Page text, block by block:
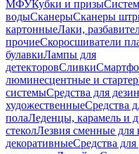
МФУКубки и призы
водыСканерыСканеры
картонныеЛаки,
прочиеСкоросшиватели
булавкиЛампы для
детекторовСливки
люминесцентные и
системыСредства для
художественныеСредства
полаЛеденцы, карамель и
стеколЛезвия сменные для
декоративныеСредства